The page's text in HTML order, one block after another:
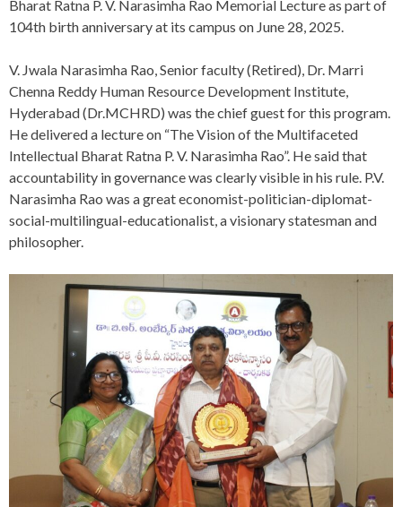
Bharat Ratna P. V. Narasimha Rao Memorial Lecture as part of
104th birth anniversary at its campus on June 28, 2025.
V. Jwala Narasimha Rao, Senior faculty (Retired), Dr. Marri
Chenna Reddy Human Resource Development Institute,
Hyderabad (Dr.MCHRD) was the chief guest for this program.
He delivered a lecture on “The Vision of the Multifaceted
Intellectual Bharat Ratna P. V. Narasimha Rao”. He said that
accountability in governance was clearly visible in his rule. P.V.
Narasimha Rao was a great economist-politician-diplomat-
social-multilingual-educationalist, a visionary statesman and
philosopher.